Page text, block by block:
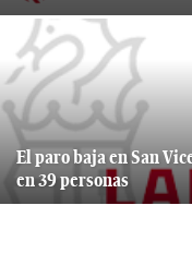
El paro baja en San
en 39 personas